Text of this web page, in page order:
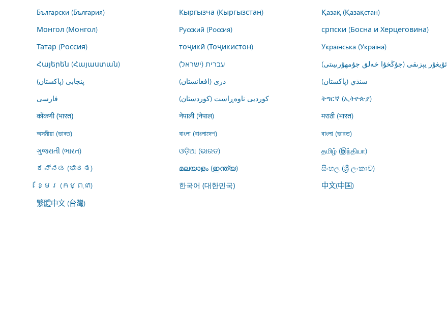
Български (България)
Кыргызча (Кыргызстан) Қазақ (Қазақстан)
Монгол (Монгол)
Русский (Россия) српски (Босна и Херцеговина)
Татар (Россия)
тоҷикӣ (Тоҷикистон) Українська (Україна)
Հայերեն (Հայաստան)
עברית (ישראל) ئۇيغۇر يېزىقى (جۇڭخۇا خەلق جۇمھۇرىيىتى)
پنجابی (پاکستان)
درى (افغانستان) سنڌي (پاکستان)
فارسى
کوردیی ناوەڕاست (کوردستان) ትግርኛ (ኢትዮጵያ)
कोंकणी (भारत) नेपाली (नेपाल) मराठी (भारत)
অসমীয়া (ভাৰত) বাংলা (বাংলাদেশ) বাংলা (ভারত)
ગુજરાતી (ભારત)
ଓଡ଼ିଆ (ଭାରତ) தமிழ் (இந்தியா)
ಕನ್ನಡ (ಭಾರತ)
മലയാളം (ഇന്ത്യ) සිංහල (ශ්‍රී ලංකාව)
ខ្មែរ (កម្ពុជា)
한국어 (대한민국) 中文(中国)
繁體中文 (台灣)